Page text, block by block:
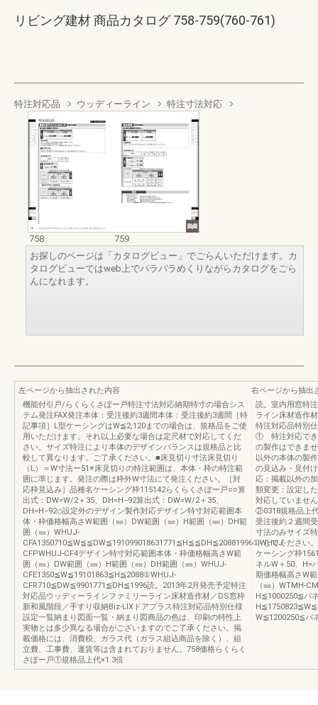
リビング建材 商品カタログ 758-759(760-761)
特注対応品 ウッディーライン 特注寸法対応
758
759
お探しのページは「カタログビュー」でごらんいただけます。カ
タログビューではweb上でパラパラめくりながらカタログをごら
んになれます。
左ページから抽出された内容
機能付引戸/らくらくさぽー戸特注寸法対応納期特寸の場合シス
テム発注FAX発注本体：受注後約3週間本体：受注後約3週間［特
記事項］L型ケーシングはW≦2,120までの場合は、規格品をご使
用いただけます。それ以上必要な場合は定尺材で対応してくだ
さい。サイズ特注により本体のデザインバランスは規格品と比
較して異なります。ご了承ください。■床見切り寸法床見切り
（L）＝W寸法ー51※床見切りの特注範囲は、本体・枠の特注範
囲に準じます。発注の際は枠外W寸法にて発注ください。［対
応枠見込み］品種名ケーシング枠115142らくらくさぽー戸○○算
出式：DW=W/2＋35、DH=H−92算出式：DW=W/2＋35、
DH=H−92◇設定外のデザイン製作対応デザイン特寸対応範囲本
体・枠価格幅高さW範囲（㎜）DW範囲（㎜）H範囲（㎜）DH範
囲（㎜）WHUJ-
CFA1350710≦W≦≦DW≦191099018631771≦H≦≦DH≦20881996①WHUJ-
CFPWHUJ-CF4デザイン特寸対応範囲本体・枠価格幅高さW範
囲（㎜）DW範囲（㎜）H範囲（㎜）DH範囲（㎜）WHUJ-
CFE1350≦W≦19101863≦H≦2088①WHUJ-
CFR710≦DW≦9901771≦DH≦1996読。2013年2月発売予定特注
対応品ウッディーラインファミリーライン床材造作材／DS窓枠
新和風階段／手すり収納Biz-LIXドアプラス特注対応品特別仕様
設定一覧納まり図面一覧・納まり図商品の色は、印刷の特性上
実物とは多少異なる場合がございますのでご了承ください。掲
載価格には、消費税、ガラス代（ガラス組込商品を除く）、組
立費、工事費、運賃等は含まれておりません。758価格らくらく
さぽー戸①規格品上代×1.3倍
右ページから抽出
読。室内用窓特
ライン床材造作
特注対応品特別
① 特注対応でき
の製作はできま
以外の本体の製
の見込み・見付
応：掲載以外の
類変更：設定し
対応していませ
②0318規格品上
受注後約２週間
寸法のみサイズ
トしてください
ケーシング枠
ネルW＋50、H=
期価格幅高さW
（㎜）WTMH-
H≦1000250≦パ
W≦1200250≦パ